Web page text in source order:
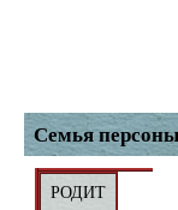
Семья
РОДИТ